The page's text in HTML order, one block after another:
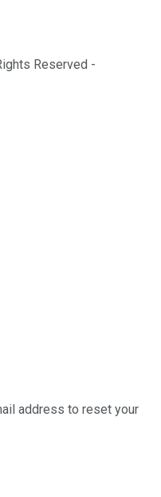
Reserved -
address to reset your